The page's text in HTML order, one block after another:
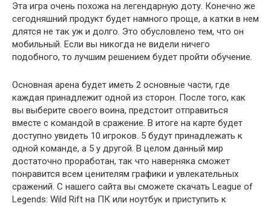
Эта игра очень похожа на легендарную доту. Конечно же
сегодняшний продукт будет намного проще, а катки в нем
длятся не так уж и долго. Это обусловлено тем, что он
мобильный. Если вы никогда не видели ничего
подобного, то лучшим решением будет пройти обучение.
Основная арена будет иметь 2 основные части, где
каждая принадлежит одной из сторон. После того, как
вы выберите своего воина, предстоит отправиться
вместе с командой в сражение. В итоге на карте будет
доступно увидеть 10 игроков. 5 будут принадлежать к
одной команде, а 5 у другой. В целом данный мир
достаточно проработан, так что наверняка сможет
понравится всем ценителям графики и увлекательных
сражений. С нашего сайта вы сможете скачать League of
Legends: Wild Rift на ПК или ноутбук и приступить к